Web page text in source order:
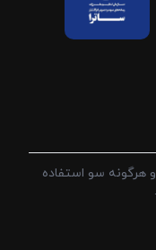
هرگونه سو استفاده